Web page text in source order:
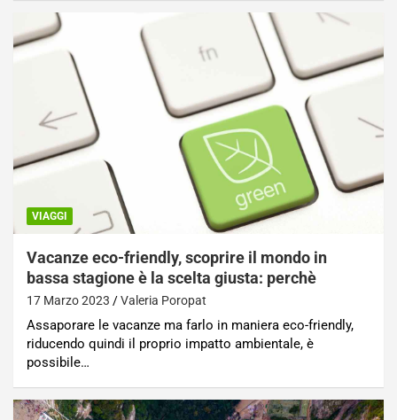
VIAGGI
Vacanze eco-friendly, scoprire il mondo in
bassa stagione è la scelta giusta: perchè
17 Marzo 2023 Valeria Poropat
Assaporare le vacanze ma farlo in maniera eco-friendly,
riducendo quindi il proprio impatto ambientale, è
possibile…